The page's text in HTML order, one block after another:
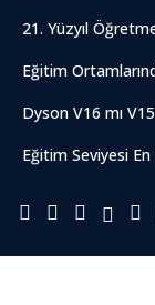
21. Yüzyıl
Eğitim
Dyson V16 mı
Eğitim Seviyesi En
© 2015-2025 –